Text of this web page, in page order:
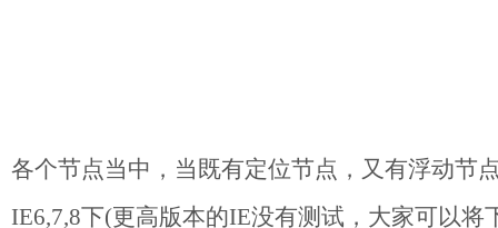
各个节点当中，当既有定位节点，又有浮动节
IE6,7,8下(更高版本的IE没有测试，大家可以将